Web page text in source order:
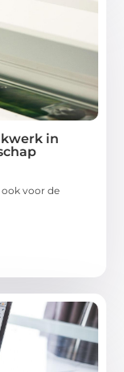
in
ook voor de